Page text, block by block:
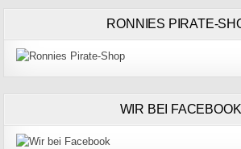
RONNIES PIRATE-
WIR BEI FACEBOOK